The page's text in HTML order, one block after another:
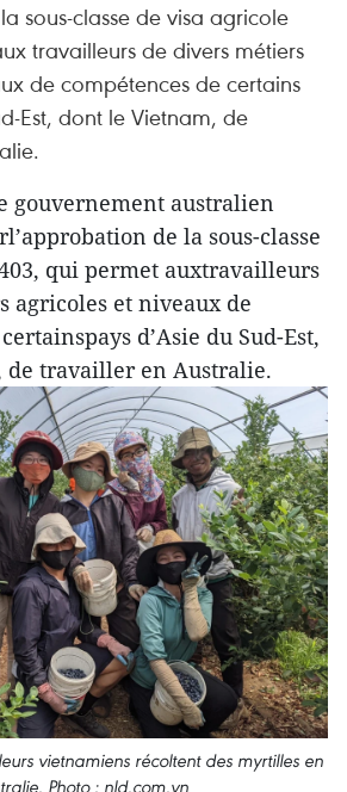
sous-classe de visa agricole
travailleurs de divers métiers
de compétences de certains
Est, dont le Vietnam, de
gouvernement australien
de la sous-classe
qui permet auxtravailleurs
agricoles et niveaux de
d’Asie du Sud-Est,
de travailler en Australie.
vietnamiens récoltent des myrtilles en
Photo : nld.com.vn